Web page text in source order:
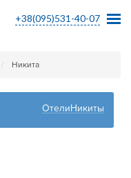
+38(095)531-40-07
Никита
ОтелиНикиты